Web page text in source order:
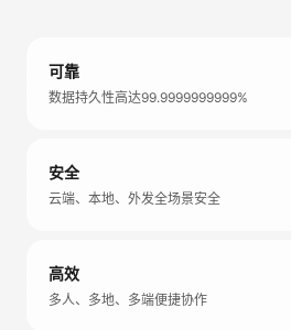
可靠
数据持久性高达99.9999999999%
安全
云端、本地、外发全场景安全
高效
多人、多地、多端便捷协作